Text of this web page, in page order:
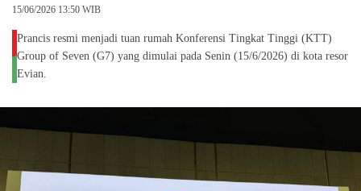
15/06/2026 13:50 WIB
Prancis resmi menjadi tuan rumah Konferensi Tingkat Tinggi (KTT)
Group of Seven (G7) yang dimulai pada Senin (15/6/2026) di kota resor
Evian.